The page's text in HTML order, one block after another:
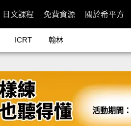
日文課程 免費資源 關於希平方
ICRT 翰林
活動期間：